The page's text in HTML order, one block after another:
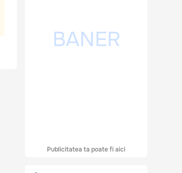
Publicitatea ta poate fi aici